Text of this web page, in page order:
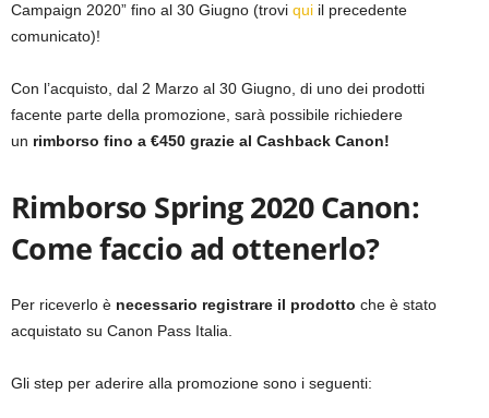
Campaign 2020” fino al 30 Giugno (trovi qui il precedente
comunicato)!
Con l’acquisto, dal 2 Marzo al 30 Giugno, di uno dei prodotti
facente parte della promozione, sarà possibile richiedere
un rimborso fino a €450 grazie al Cashback Canon!
Rimborso Spring 2020 Canon:
Come faccio ad ottenerlo?
Per riceverlo è necessario registrare il prodotto che è stato
acquistato su Canon Pass Italia.
Gli step per aderire alla promozione sono i seguenti: